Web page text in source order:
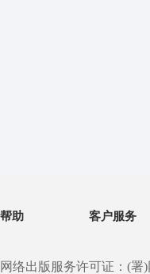
帮助 客户服务
网络出版服务许可证：(署